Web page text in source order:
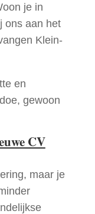
je in
ons aan het
Klein-
en
gewoon
CV
maar je